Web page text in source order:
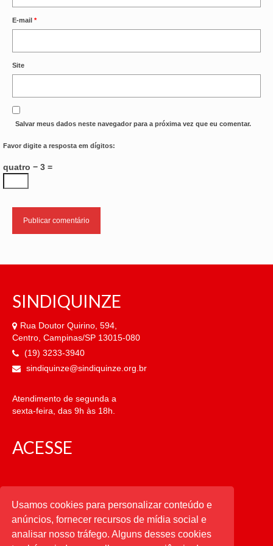
SOLIDARIEDADE
TÉCNICOS JUDICIÁRIOS
TECNOLOGIA DA INFORMAÇÃO
E-mail *
Site
Salvar meus dados neste navegador para a próxima vez que eu comentar.
Favor digite a resposta em dígitos:
quatro − 3 =
SINDIQUINZE
Rua Doutor Quirino, 594,
Centro, Campinas/SP 13015-080
(19) 3233-3940
sindiquinze@sindiquinze.org.br
Atendimento de segunda a
sexta-feira, das 9h às 18h.
ACESSE
CATEGORIAS
CATEGORIAS
Usamos cookies para personalizar conteúdo e
anúncios, fornecer recursos de mídia social e
analisar nosso tráfego. Alguns desses cookies